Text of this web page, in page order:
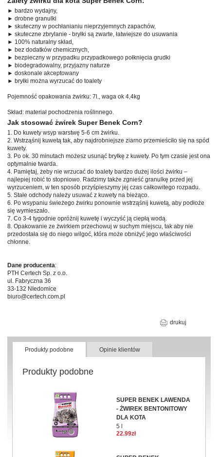
► bardzo wydajny,
► drobne granulki
► skuteczny w pochłanianiu nieprzyjemnych zapachów,
► skuteczne zbrylanie - bryłki są zwarte, łatwiejsze do usuwania
► 100% naturalny skład,
► bez dodatków chemicznych,
► bezpieczny w przypadku przypadkowego połknięcia grudki
► biodegradowalny, przyjazny naturze
► doskonale akceptowany
► bryłki można wyrzucać do toalety
Pojemność opakowania żwirku: 7l., waga ok 4,4kg
Skład: materiał pochodzenia roślinnego.
Jak stosować żwirek Super Benek Corn?
1. Do kuwety wsyp warstwę 5-6 cm żwirku.
2. Wstrząśnij kuwetą tak, aby najdrobniejsze ziarno przemieściło się na spód
kuwety.
3. Po ok. 30 minutach możesz usunąć bryłkę z kuwety. Po tym czasie jest ona
optymalnie twarda.
4. Pamiętaj, żeby nie wrzucać do toalety bardzo dużej ilości żwirku –
najlepiej robić to stopniowo. Radzimy także zgnieść granulkę przed jej
wyrzuceniem, w ten sposób przyśpieszymy jej czas całkowitego rozpadu.
5. Stałe odchody należy usuwać z kuwety na bieżąco.
6. Po wsypaniu świeżego żwirku ponownie wstrząśnij kuwetą, aby podłoże
się wymieszało.
7. Co 3-4 tygodnie opróżnij kuwetę i wyczyść ją ciepłą wodą.
8. Opakowanie ze żwirkiem przechowuj w suchym miejscu, tak aby nie
przedostała się do niego wilgoć, która może obniżyć jego właściwości
chłonne.
Dane producenta:
PTH Certech Sp. z o.o.
ul. Fabryczna 36
33-132 NIedomice
biuro@certech.com.pl
drukuj
Produkty podobne Opinie klientów
Produkty podobne
SUPER BENEK LAWENDA
- ŻWIREK BENTONITOWY
DLA KOTA
5 l
22.99zł